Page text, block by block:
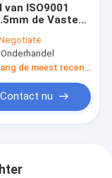
van ISO9001
de Vaste
Onderhandel
Contact nu